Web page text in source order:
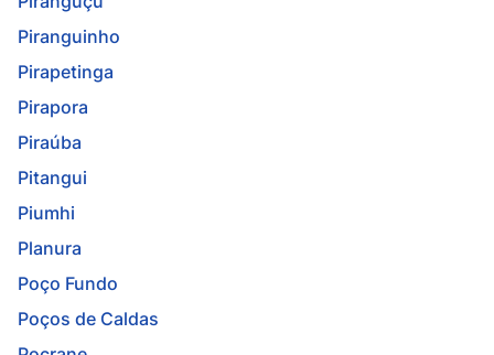
Piranguinho
Pirapetinga
Pirapora
Piraúba
Pitangui
Piumhi
Planura
Poço Fundo
Poços de Caldas